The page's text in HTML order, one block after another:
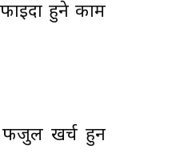
फाइदा हुने काम
फजुल खर्च हुन